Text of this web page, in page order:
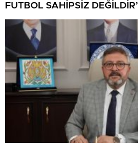
FUTBOL SAHİPSİZ DEĞİLDİR’